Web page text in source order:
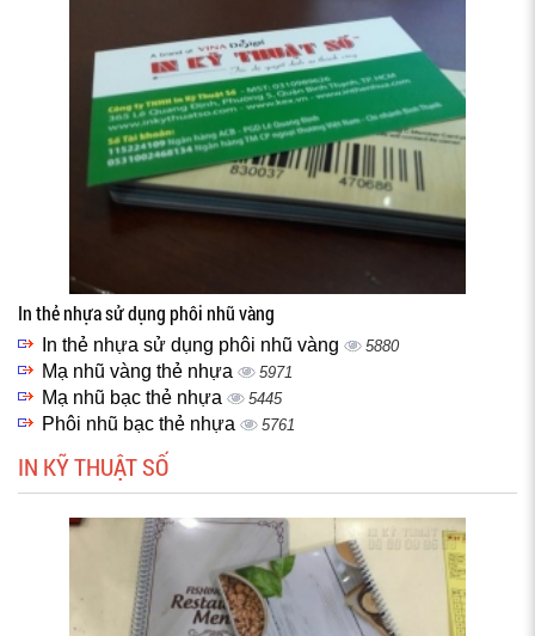
In thẻ nhựa sử dụng phôi nhũ vàng
In thẻ nhựa sử dụng phôi nhũ vàng 5880
Mạ nhũ vàng thẻ nhựa 5971
Mạ nhũ bạc thẻ nhựa 5445
Phôi nhũ bạc thẻ nhựa 5761
IN KỸ THUẬT SỐ